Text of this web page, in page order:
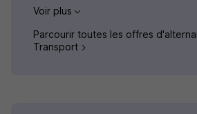
Voir plus
Parcourir toutes les offres
Transport